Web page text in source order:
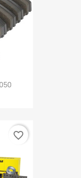
favorite_border